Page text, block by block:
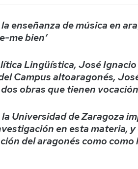
enseñanza de música en
me bien’
Lingüística, José
Campus altoaragonés,
obras que tienen
la Universidad de Zaragoza
en esta materia,
del aragonés como